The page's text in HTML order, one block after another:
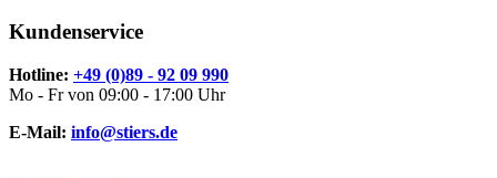
Kundenservice
Hotline: +49 (0)89 - 92 09 990
Mo - Fr von 09:00 - 17:00 Uhr
E-Mail: info@stiers.de